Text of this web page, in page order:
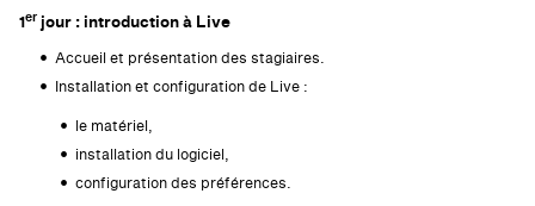
1erjour : introduction à Live
Accueil et présentation des stagiaires.
Installation et configuration de Live :
le matériel,
installation du logiciel,
configuration des préférences.